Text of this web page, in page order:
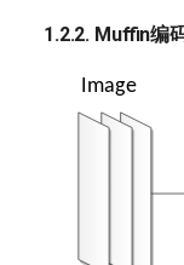
1.2.2. Muffin编